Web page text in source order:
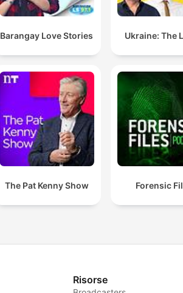
Barangay Love Stories Ukraine: The
The Pat Kenny Show Forensic
Risorse